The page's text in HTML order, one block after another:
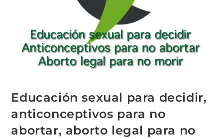
Educación sexual para decidir,
anticonceptivos para no
abortar, aborto legal para no